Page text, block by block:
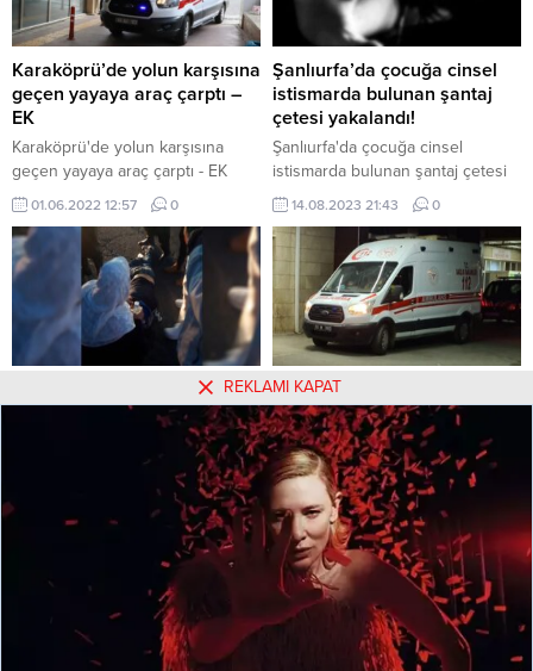
Karaköprü’de yolun karşısına
geçen yayaya araç çarptı –
EK
Karaköprü'de yolun karşısına
geçen yayaya araç çarptı - EK
01.06.2022 12:57 0
Şanlıurfa’da çocuğa cinsel
istismarda bulunan şantaj
çetesi yakalandı!
Şanlıurfa'da çocuğa cinsel
istismarda bulunan şantaj çetesi
yakalandı!
14.08.2023 21:43 0
Şanlıurfa’da bir çocuğa araç
Şanlıurfa'da bir çocuğa araç
0
Eyyübiye’de kavga! Yaralılar
var
Eyyübiye'de kavga! Yaralılar var
06.07.2022 18:22
Kullanım Koşulları
Gizlilik Politikası Burçlar
REKLAMI KAPAT